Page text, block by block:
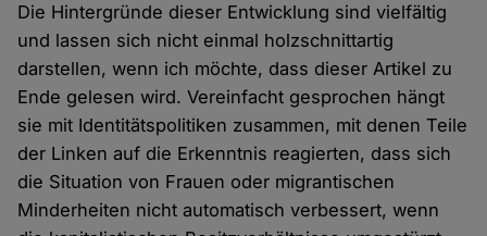
Die Hintergründe dieser Entwicklung sind vielfältig
und lassen sich nicht einmal holzschnittartig
darstellen, wenn ich möchte, dass dieser Artikel zu
Ende gelesen wird. Vereinfacht gesprochen hängt
sie mit Identitätspolitiken zusammen, mit denen Teile
der Linken auf die Erkenntnis reagierten, dass sich
die Situation von Frauen oder migrantischen
Minderheiten nicht automatisch verbessert, wenn